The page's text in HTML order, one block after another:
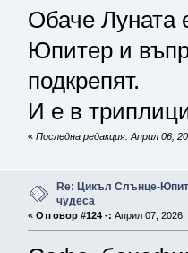
Обаче Луната
Юпитер и
подкрепят.
И е в
« Последна редакция: Април 06,
Re: Цикъл Слънце-
чудеса
« Отговор #124 -: Април 07, 2026,